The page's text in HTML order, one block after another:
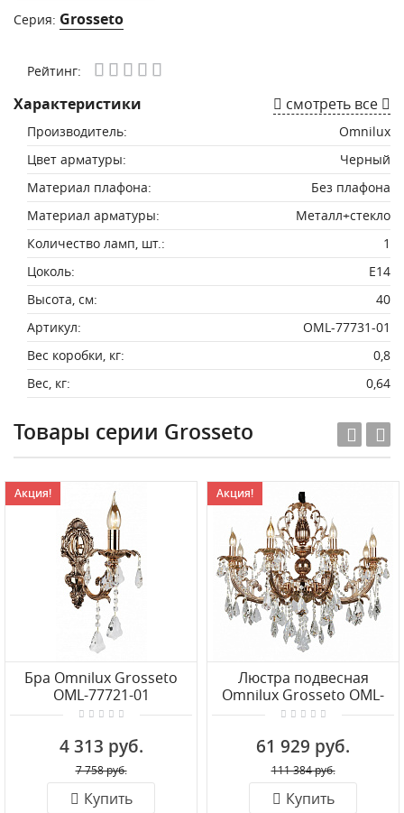
Серия: Grosseto
Рейтинг:
Характеристики смотреть все
Производитель:
Omnilux
Цвет арматуры:
Черный
Материал плафона:
Без плафона
Материал арматуры:
Металл+стекло
Количество ламп, шт.:
1
Цоколь:
E14
Высота, см:
40
Артикул:
OML-77731-01
Вес коробки, кг:
0,8
Вес, кг:
0,64
Товары серии Grosseto
Акция!
Бра Omnilux Grosseto
OML-77721-01
4 313 руб.
7 758 руб.
Купить
Акция!
Люстра подвесная
Omnilux Grosseto OML-
77723-08
61 929 руб.
111 384 руб.
Купить